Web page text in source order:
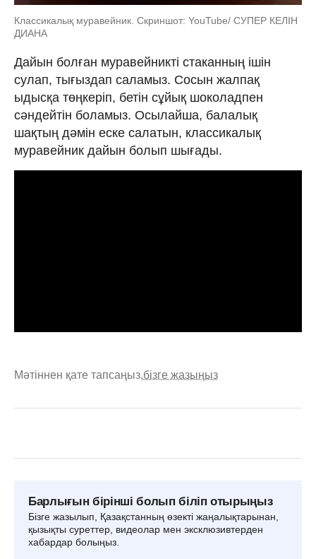
Классикалық муравейник. Скриншот: YouTube/ СУПЕР КЕЛІН
ДИАНА
Дайын болған муравейникті стаканның ішін
сулап, тығыздап саламыз. Сосын жалпақ
ыдысқа төңкеріп, бетін сұйық шоколадпен
сәндейтін боламыз. Осылайша, балалық
шақтың дәмін еске салатын, классикалық
муравейник дайын болып шығады.
Мәтіннен қате тапсаңыз,бізге жазыңыз
Барлығын бірінші болып біліп отырыңыз
Бізге жазылып, Қазақстанның өзекті жаңалықтарынан,
қызықты суреттер, видеолар мен эксклюзивтерден
хабардар болыңыз.